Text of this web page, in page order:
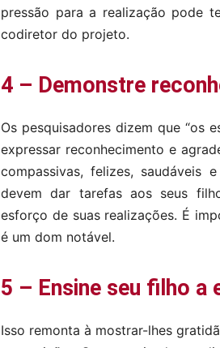
pressão para a realização pode
codiretor do projeto.
4 – Demonstre
Os pesquisadores dizem que “os
expressar reconhecimento e
compassivas, felizes, saudáveis
devem dar tarefas aos seus
esforço de suas realizações. É
é um dom notável.
5 – Ensine seu filho a
Isso remonta à mostrar-lhes